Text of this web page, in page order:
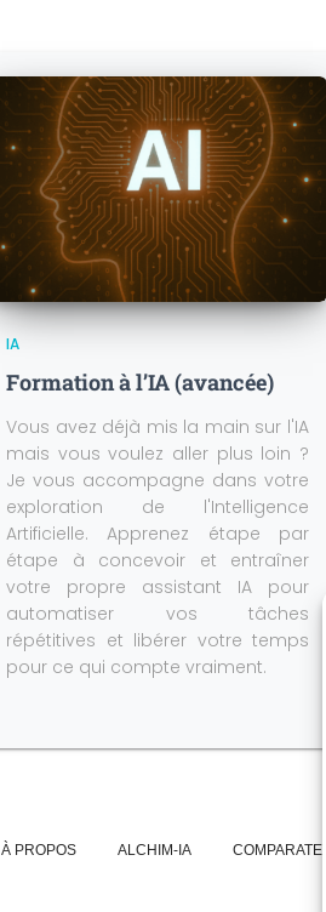
IA
Formation à l’IA (avancée)
Vous avez déjà mis la main sur l'IA
mais vous voulez aller plus loin ?
Je vous accompagne dans votre
exploration de l'Intelligence
Artificielle. Apprenez étape par
étape à concevoir et entraîner
votre propre assistant IA pour
automatiser vos tâches
répétitives et libérer votre temps
pour ce qui compte vraiment.
À PROPOS ALCHIM-IA